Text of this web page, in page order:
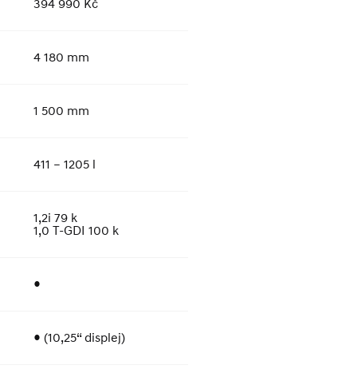
394 990 Kč
4 180 mm
1 500 mm
411 – 1205 l
1,2i 79 k
1,0 T-GDI 100 k
●
● (10,25“ displej)